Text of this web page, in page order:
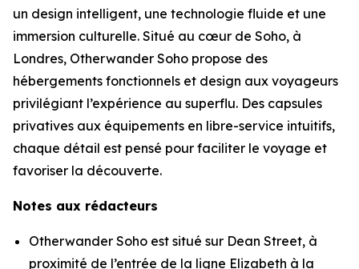
un design intelligent, une technologie fluide et une
immersion culturelle. Situé au cœur de Soho, à
Londres, Otherwander Soho propose des
hébergements fonctionnels et design aux voyageurs
privilégiant l’expérience au superflu. Des capsules
privatives aux équipements en libre-service intuitifs,
chaque détail est pensé pour faciliter le voyage et
favoriser la découverte.
Notes aux rédacteurs
Otherwander Soho est situé sur Dean Street, à
proximité de l’entrée de la ligne Elizabeth à la